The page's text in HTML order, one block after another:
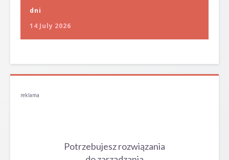
dni
14 July 2026
reklama
Potrzebujesz rozwiązania